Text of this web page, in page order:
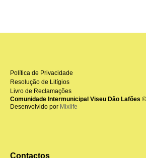
Política de Privacidade
Resolução de Litígios
Livro de Reclamações
Comunidade Intermunicipal Viseu Dão Lafões
Desenvolvido por Mixlife
Contactos